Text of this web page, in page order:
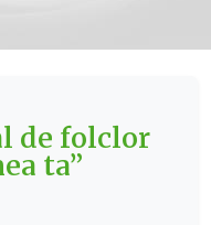
de folclor
ta”